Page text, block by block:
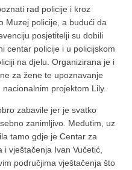
rad policije i kroz
Muzej policije, a budući da
posjetitelji su dobili
centar policije i u policijskom
na djelu. Organizirana je i
za žene te upoznavanje
projektom Lily.
zabavile jer je svatko
zanimljivo. Međutim, uz
tamo gdje je Centar za
vještačenja Ivan Vučetić,
područjima vještačenja što